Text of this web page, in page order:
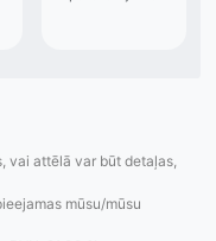
vai attēlā var būt detaļas,
mūsu/mūsu